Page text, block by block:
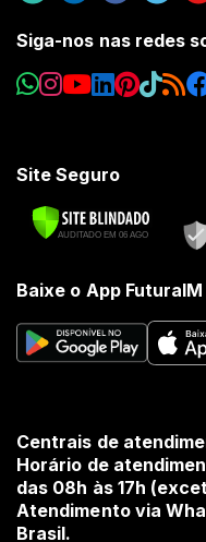
Siga-nos nas redes
Site Seguro
Baixe o App FuturaIM
Centrais de
Horário de
das 08h às 17h
Atendimento via
Brasil.